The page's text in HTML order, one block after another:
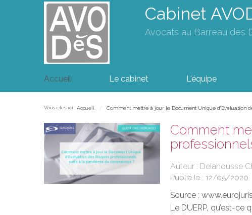
Cabinet
Avocats au Barreau des
Accueil Le cabinet L'équipe
Vous êtes ici : Accueil Comment mettre à jour le Document Unique d’Evaluation
Comment
Auteur : Delahousse
Publié le : 12/05/2020
Source :
Le DUERP, qu’est-